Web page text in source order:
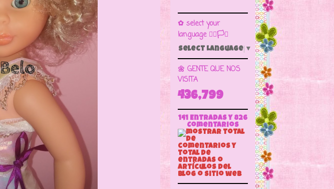
✿ select your
language 🏳️‍🌈🏳️🏁
Select Language ▼
🌼 GENTE QUE NOS
VISITA
436,799
141 Entradas y 826
Comentarios